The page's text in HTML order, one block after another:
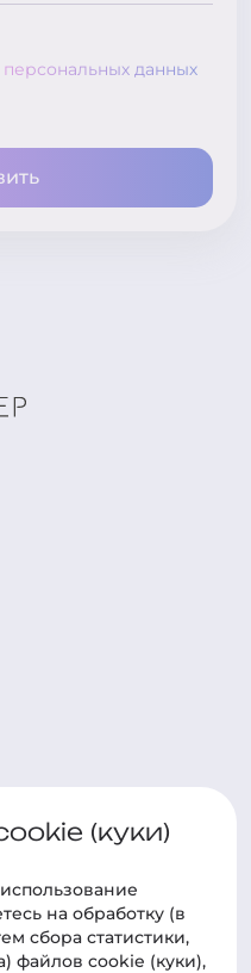
персональных данных
(куки)
на обработку (в
сбора статистики,
файлов cookie (куки),